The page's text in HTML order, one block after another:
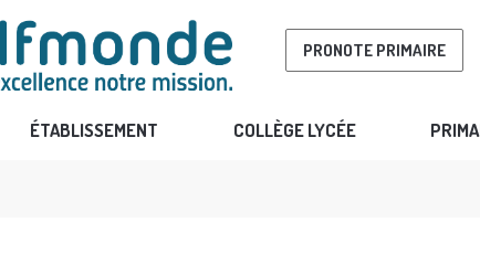
PRONOTE PRIMAIRE
ÉTABLISSEMENT COLLÈGE LYCÉE